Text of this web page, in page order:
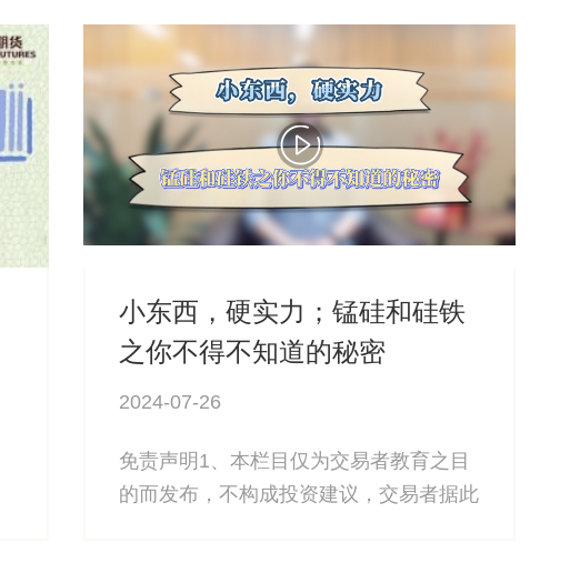
小东西，硬实力；锰硅和硅铁
之你不得不知道的秘密
2024-07-26
免责声明1、本栏目仅为交易者教育之目
的而发布，不构成投资建议，交易者据此